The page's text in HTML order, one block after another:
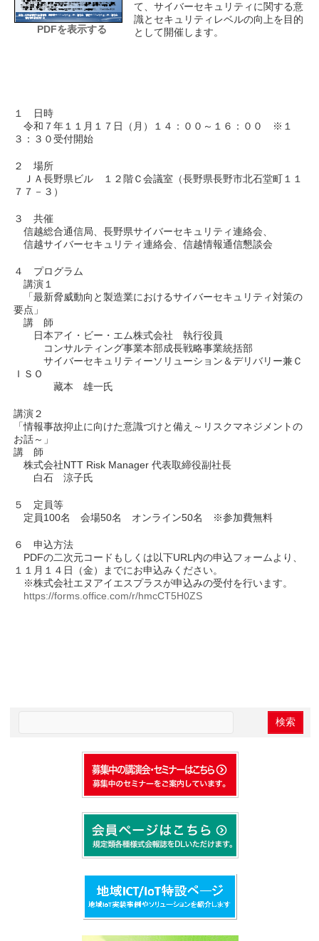
PDFを表示する
て、サイバーセキュリティに関する意
識とセキュリティレベルの向上を目的
として開催します。
１ 日時
令和７年１１月１７日（月）１４：００～１６：００ ※１
３：３０受付開始
２ 場所
ＪＡ長野県ビル １２階Ｃ会議室（長野県長野市北石堂町１１
７７－３）
３ 共催
信越総合通信局、長野県サイバーセキュリティ連絡会、
信越サイバーセキュリティ連絡会、信越情報通信懇談会
４ プログラム
講演１
「最新脅威動向と製造業におけるサイバーセキュリティ対策の
要点」
講 師
日本アイ・ビー・エム株式会社 執行役員
コンサルティング事業本部成長戦略事業統括部
サイバーセキュリティーソリューション＆デリバリー兼Ｃ
ＩＳＯ
藏本 雄一氏
講演２
「情報事故抑止に向けた意識づけと備え～リスクマネジメントの
お話～」
講 師
株式会社NTT Risk Manager 代表取締役副社⾧
白石 涼子氏
５ 定員等
定員100名 会場50名 オンライン50名 ※参加費無料
６ 申込方法
PDFの二次元コードもしくは以下URL内の申込フォームより、
１１月１４日（金）までにお申込みください。
※株式会社エヌアイエスプラスが申込みの受付を行います。
https://forms.office.com/r/hmcCT5H0ZS